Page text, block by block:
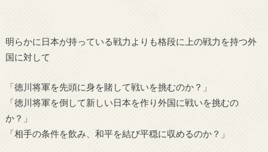
明らかに日本が持っている戦力よりも格段に上の戦力を持つ外
国に対して
「徳川将軍を先頭に身を賭して戦いを挑むのか？」
「徳川将軍を倒して新しい日本を作り外国に戦いを挑むの
か？」
「相手の条件を飲み、和平を結び平穏に収めるのか？」